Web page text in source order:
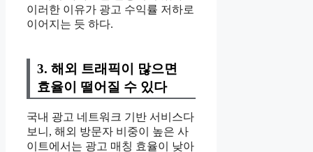
이러한 이유가 광고 수익률 저하로
이어지는 듯 하다.
3. 해외 트래픽이 많으면
효율이 떨어질 수 있다
국내 광고 네트워크 기반 서비스다
보니, 해외 방문자 비중이 높은 사
이트에서는 광고 매칭 효율이 낮아